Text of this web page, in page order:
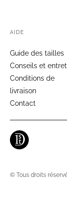
AIDE
Guide des tailles
Conseils et
Conditions de
livraison
Contact
© Tous droits